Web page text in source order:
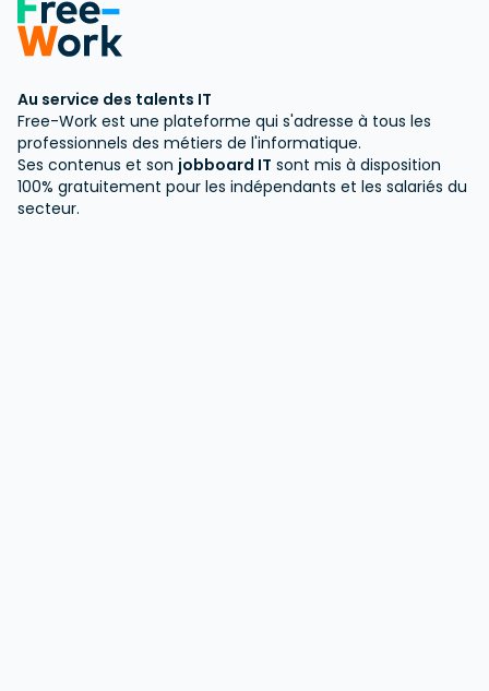
Au service des talents IT
Free-Work est une plateforme qui s'adresse à tous les
professionnels des métiers de l'informatique.
Ses contenus et son jobboard IT sont mis à disposition
100% gratuitement pour les indépendants et les salariés du
secteur.